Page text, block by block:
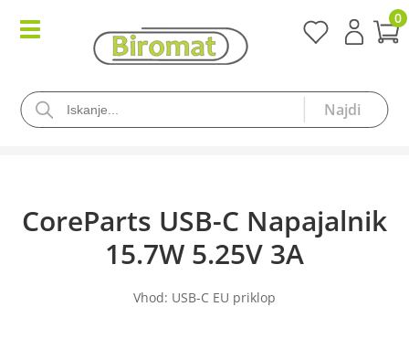
0
CoreParts USB-C Napajalnik
15.7W 5.25V 3A
Vhod: USB-C EU priklop